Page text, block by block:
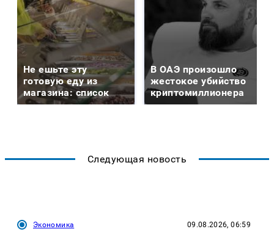
Не ешьте эту
готовую еду из
магазина: список
В ОАЭ произошло
жестокое убийство
криптомиллионера
Следующая новость
Экономика 09.08.2026, 06:59